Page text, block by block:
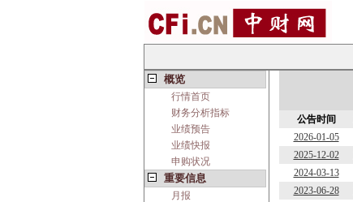
概览
行情首页
财务分析指标
业绩预告
业绩快报
申购状况
重要信息
月报
公告时间
2026-01-05
2025-12-02
2024-03-13
2023-06-28